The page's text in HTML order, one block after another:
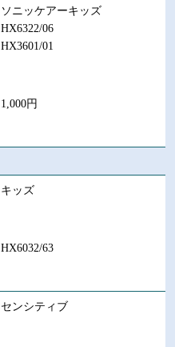
ソニッケアーキッズ
HX6322/06
HX3601/01
1,000円
キッズ
HX6032/63
センシティブ